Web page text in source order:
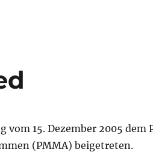
vom 15. Dezember 2005 dem
(PMMA) beigetreten.